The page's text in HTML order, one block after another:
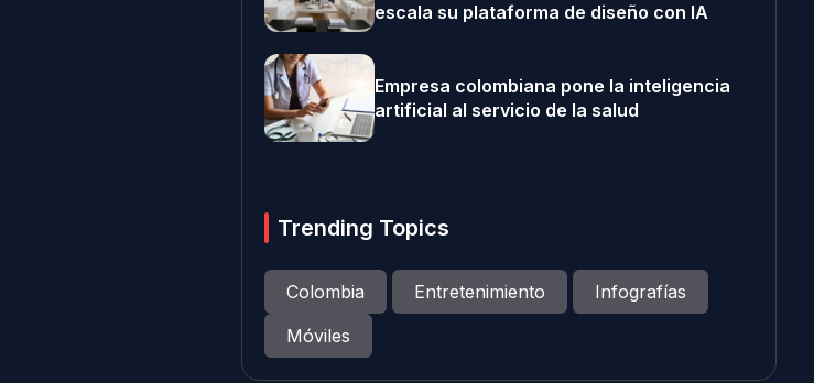
escala su plataforma de diseño con IA
Empresa colombiana pone la inteligencia
artificial al servicio de la salud
Trending Topics
Colombia Entretenimiento
Infografías
Móviles